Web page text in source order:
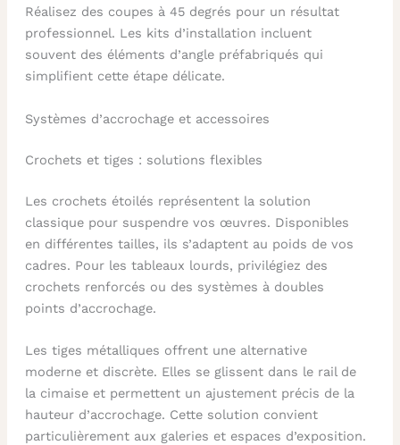
Réalisez des coupes à 45 degrés pour un résultat
professionnel. Les kits d’installation incluent
souvent des éléments d’angle préfabriqués qui
simplifient cette étape délicate.
Systèmes d’accrochage et accessoires
Crochets et tiges : solutions flexibles
Les crochets étoilés représentent la solution
classique pour suspendre vos œuvres. Disponibles
en différentes tailles, ils s’adaptent au poids de vos
cadres. Pour les tableaux lourds, privilégiez des
crochets renforcés ou des systèmes à doubles
points d’accrochage.
Les tiges métalliques offrent une alternative
moderne et discrète. Elles se glissent dans le rail de
la cimaise et permettent un ajustement précis de la
hauteur d’accrochage. Cette solution convient
particulièrement aux galeries et espaces d’exposition.